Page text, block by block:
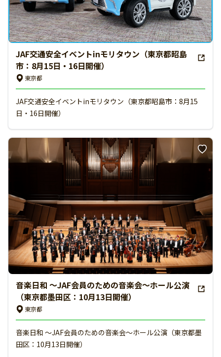
JAF交通安全イベントinモリタウン（東京都昭島
市：8月15日・16日開催）
東京都
JAF交通安全イベントinモリタウン（東京都昭島市：8月15
日・16日開催）
音楽日和 ～JAF会員のための音楽会～ホール公演
（東京都墨田区：10月13日開催）
東京都
音楽日和 ～JAF会員のための音楽会～ホール公演（東京都墨
田区：10月13日開催）